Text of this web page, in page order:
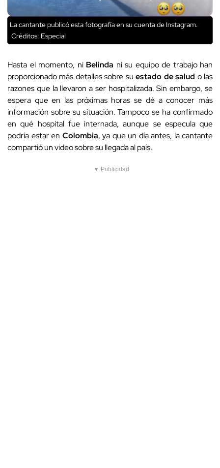
La cantante publicó esta fotografía en su cuenta de Instagram.
Créditos: Especial
Hasta el momento, ni Belinda ni su equipo de trabajo han
proporcionado más detalles sobre suestado de salud o las
razones que la llevaron a ser hospitalizada. Sin embargo, se
espera que en las próximas horas se dé a conocer más
información sobre su situación. Tampoco se ha confirmado
en qué hospital fue internada, aunque se especula que
podría estar en Colombia, ya que un día antes, la cantante
compartió un video sobre su llegada al país.
▼ Publicidad